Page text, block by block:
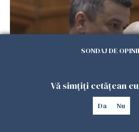
PSD a decis să îşi asume
SONDAJ DE
Vă simțiți cetățean
Da Nu